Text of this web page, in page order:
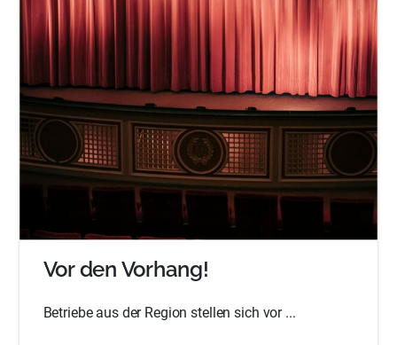
Vor den Vorhang!
Betriebe aus der Region stellen sich vor ...